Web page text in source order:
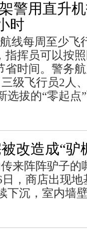
警用直升
时
线每周至少飞
指挥员可以按
省时间。警务
级飞行员2人
选拔的“零起点
改造成“驴
来阵阵驴子的
，商店出现
下沉，室内墙